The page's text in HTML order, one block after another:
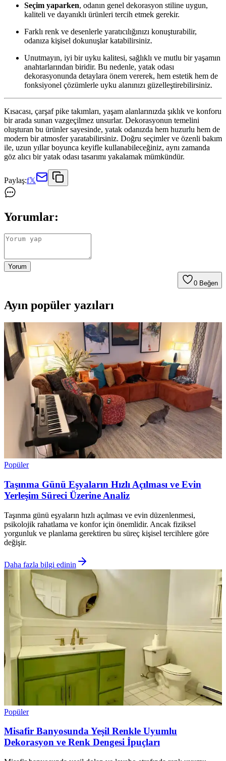
Seçim yaparken, odanın genel dekorasyon stiline uygun,
kaliteli ve dayanıklı ürünleri tercih etmek gerekir.
Farklı renk ve desenlerle yaratıcılığınızı konuşturabilir,
odanıza kişisel dokunuşlar katabilirsiniz.
Unutmayın, iyi bir uyku kalitesi, sağlıklı ve mutlu bir yaşamın
anahtarlarından biridir. Bu nedenle, yatak odası
dekorasyonunda detaylara önem vererek, hem estetik hem de
fonksiyonel çözümlerle uyku alanınızı güzelleştirebilirsiniz.
Kısacası, çarşaf pike takımları, yaşam alanlarınızda şıklık ve konforu
bir arada sunan vazgeçilmez unsurlar. Dekorasyonun temelini
oluşturan bu ürünler sayesinde, yatak odanızda hem huzurlu hem de
modern bir atmosfer yaratabilirsiniz. Doğru seçimler ve özenli bakım
ile, uzun yıllar boyunca keyifle kullanabileceğiniz, aynı zamanda
göz alıcı bir yatak odası tasarımı yakalamak mümkündür.
Paylaş:f𝕏
Yorumlar:
Yorum
0 Beğen
Ayın popüler yazıları
Popüler
Taşınma Günü Eşyaların Hızlı Açılması ve Evin
Yerleşim Süreci Üzerine Analiz
Taşınma günü eşyaların hızlı açılması ve evin düzenlenmesi,
psikolojik rahatlama ve konfor için önemlidir. Ancak fiziksel
yorgunluk ve planlama gerektiren bu süreç kişisel tercihlere göre
değişir.
Daha fazla bilgi edinin
Popüler
Misafir Banyosunda Yeşil Renkle Uyumlu
Dekorasyon ve Renk Dengesi İpuçları